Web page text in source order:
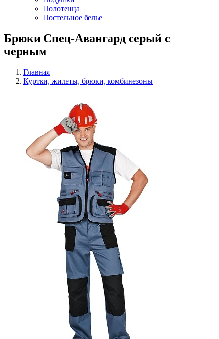
Полотенца
Постельное белье
Брюки Спец-Авангард серый с
черным
Главная
Куртки, жилеты, брюки, комбинезоны